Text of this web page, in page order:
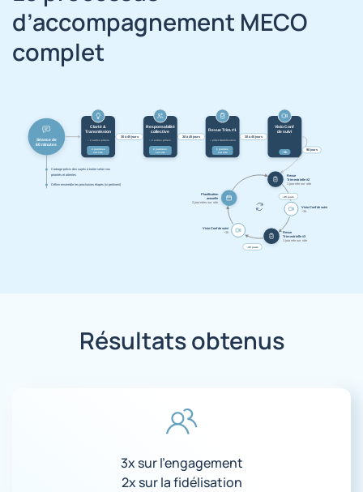
d’accompagnement MECO
complet
Résultats obtenus
3x sur l’engagement
2x sur la fidélisation